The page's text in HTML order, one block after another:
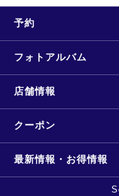
予約
フォトアルバム
店舗情報
クーポン
最新情報・お得情報